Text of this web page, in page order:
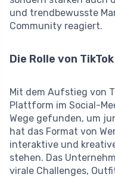
und trendbewusste
Community reagiert.
Die Rolle von
Mit dem Aufstieg von
Plattform im Social-
Wege gefunden, um
hat das Format von
interaktive und
stehen. Das
virale Challenges,